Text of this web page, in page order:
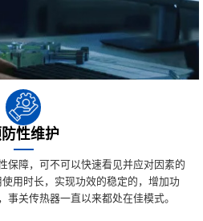
性维护
保障，可不可以快速看见并应对因素的
用时长，实现功效的稳定的，增加功
事关传热器一直以来都处在佳模式。